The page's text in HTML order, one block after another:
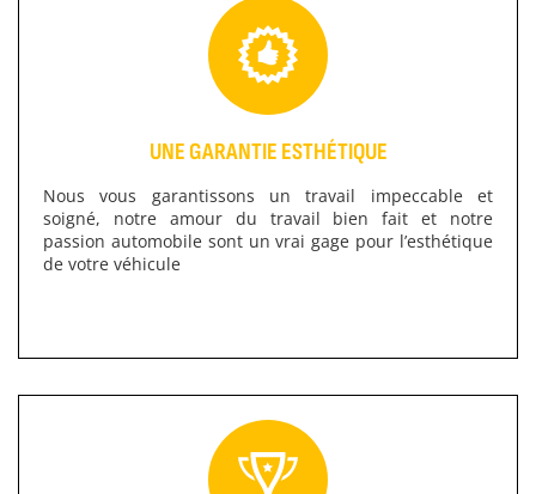
UNE GARANTIE ESTHÉTIQUE
Nous vous garantissons un travail impeccable et
soigné, notre amour du travail bien fait et notre
passion automobile sont un vrai gage pour l’esthétique
de votre véhicule